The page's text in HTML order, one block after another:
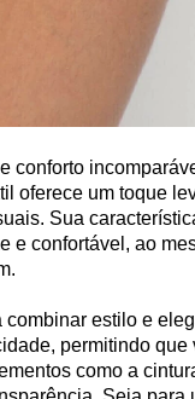
conforto
oferece um toque
Sua
e confortável, ao
estilo e
permitindo que
como a